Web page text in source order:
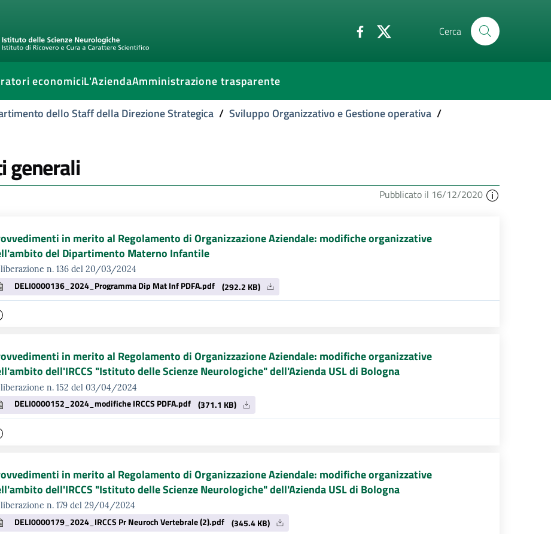
Cerca
economiciL'AziendaAmministrazione trasparente
dello Staff della Direzione Strategica / Sviluppo Organizzativo e Gestione operativa /
generali
Pubblicato il 16/12/2020
in merito al Regolamento di Organizzazione Aziendale: modifiche organizzative
del Dipartimento Materno Infantile
n. 136 del 20/03/2024
DELI0000136_2024_Programma Dip Mat Inf PDFA.pdf (292.2 KB)
in merito al Regolamento di Organizzazione Aziendale: modifiche organizzative
dell'IRCCS "Istituto delle Scienze Neurologiche" dell'Azienda USL di Bologna
n. 152 del 03/04/2024
DELI0000152_2024_modifiche IRCCS PDFA.pdf (371.1 KB)
in merito al Regolamento di Organizzazione Aziendale: modifiche organizzative
dell'IRCCS "Istituto delle Scienze Neurologiche" dell'Azienda USL di Bologna
n. 179 del 29/04/2024
DELI0000179_2024_IRCCS Pr Neuroch Vertebrale (2).pdf (345.4 KB)